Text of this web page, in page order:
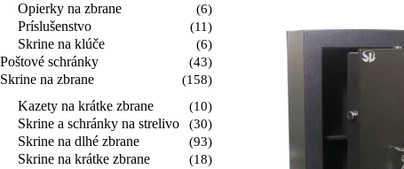
Opierky na zbrane (6)
Príslušenstvo (11)
Skrine na klúče (6)
Poštové schránky (43)
Skrine na zbrane (158)
Kazety na krátke zbrane (10)
Skrine a schránky na strelivo (30)
Skrine na dlhé zbrane (93)
Skrine na krátke zbrane (18)